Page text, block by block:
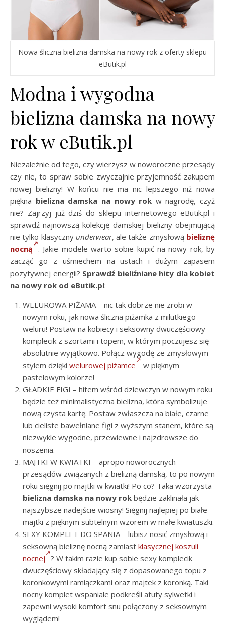
Nowa śliczna bielizna damska na nowy rok z oferty sklepu
eButik.pl
Modna i wygodna
bielizna damska na nowy
rok w eButik.pl
Niezależnie od tego, czy wierzysz w noworoczne przesądy
czy nie, to spraw sobie zwyczajnie przyjemność zakupem
nowej bielizny! W końcu nie ma nic lepszego niż nowa
piękna bielizna damska na nowy rok w nagrodę, czyż
nie? Zajrzyj już dziś do sklepu internetowego eButik.pl i
sprawdź najnowszą kolekcję damskiej bielizny obejmującą
nie tylko klasyczny underwear, ale także zmysłową bieliznę
nocną . Jakie modele warto sobie kupić na nowy rok, by
zacząć go z uśmiechem na ustach i dużym zapasem
pozytywnej energii? Sprawdź bieliźniane hity dla kobiet
na nowy rok od eButik.pl:
WELUROWA PIŻAMA – nic tak dobrze nie zrobi w
nowym roku, jak nowa śliczna piżamka z milutkiego
weluru! Postaw na kobiecy i seksowny dwuczęściowy
komplecik z szortami i topem, w którym poczujesz się
absolutnie wyjątkowo. Połącz wygodę ze zmysłowym
stylem dzięki welurowej piżamce
w pięknym
pastelowym kolorze!
GŁADKIE FIGI – hitem wśród dziewczyn w nowym roku
będzie też minimalistyczna bielizna, która symbolizuje
nową czysta kartę. Postaw zwłaszcza na białe, czarne
lub cieliste bawełniane figi z wyższym stanem, które są
niezwykle wygodne, przewiewne i najzdrowsze do
noszenia.
MAJTKI W KWIATKI – apropo noworocznych
przesądów związanych z bielizną damską, to po nowym
roku sięgnij po majtki w kwiatki! Po co? Taka wzorzysta
bielizna damska na nowy rok będzie zaklinała jak
najszybsze nadejście wiosny! Sięgnij najlepiej po białe
majtki z pięknym subtelnym wzorem w małe kwiatuszki.
SEXY KOMPLET DO SPANIA – lubisz nosić zmysłową i
seksowną bieliznę nocną zamiast klasycznej koszuli
nocnej ? W takim razie kup sobie sexy komplecik
dwuczęściowy składający się z dopasowanego topu z
koronkowymi ramiączkami oraz majtek z koronką. Taki
nocny komplet wspaniale podkreśli atuty sylwetki i
zapewni wysoki komfort snu połączony z seksownym
wyglądem!